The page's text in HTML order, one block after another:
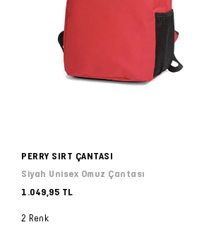
PERRY SIRT ÇANTASI
Siyah Unisex Omuz Çantası
1.049,95 TL
2 Renk